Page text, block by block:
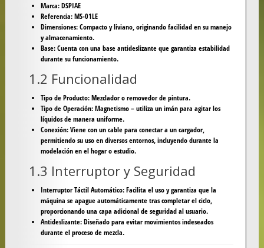
Marca:DSPIAE
Referencia:MS-01LE
Dimensiones:Compacto y liviano, originando facilidad en su manejo
y almacenamiento.
Base:Cuenta con una base antideslizante que garantiza estabilidad
durante su funcionamiento.
1.2 Funcionalidad
Tipo de Producto:Mezclador o removedor de pintura.
Tipo de Operación:Magnetismo – utiliza un imán para agitar los
líquidos de manera uniforme.
Conexión:Viene con un cable para conectar a un cargador,
permitiendo su uso en diversos entornos, incluyendo durante la
modelación en el hogar o estudio.
1.3 Interruptor y Seguridad
Interruptor Táctil Automático:Facilita el uso y garantiza que la
máquina se apague automáticamente tras completar el ciclo,
proporcionando una capa adicional de seguridad al usuario.
Antideslizante:Diseñado para evitar movimientos indeseados
durante el proceso de mezcla.